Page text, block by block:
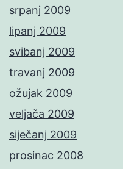
srpanj 2009
lipanj 2009
svibanj 2009
travanj 2009
ožujak 2009
veljača 2009
siječanj 2009
prosinac 2008